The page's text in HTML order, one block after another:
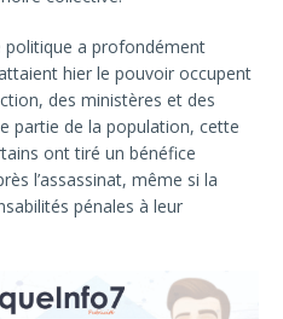
politique a profondément
hier le pouvoir occupent
des ministères et des
partie de la population, cette
ont tiré un bénéfice
l’assassinat, même si la
pénales à leur